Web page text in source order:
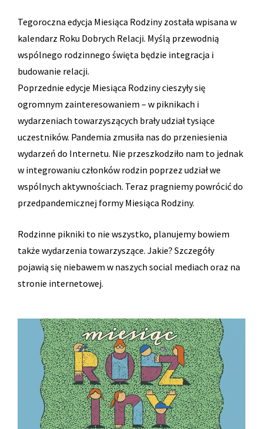
Tegoroczna edycja Miesiąca Rodziny została wpisana w
kalendarz Roku Dobrych Relacji. Myślą przewodnią
wspólnego rodzinnego święta będzie integracja i
budowanie relacji.
Poprzednie edycje Miesiąca Rodziny cieszyły się
ogromnym zainteresowaniem – w piknikach i
wydarzeniach towarzyszących brały udział tysiące
uczestników. Pandemia zmusiła nas do przeniesienia
wydarzeń do Internetu. Nie przeszkodziło nam to jednak
w integrowaniu członków rodzin poprzez udział we
wspólnych aktywnościach. Teraz pragniemy powrócić do
przedpandemicznej formy Miesiąca Rodziny.
Rodzinne pikniki to nie wszystko, planujemy bowiem
także wydarzenia towarzyszące. Jakie? Szczegóły
pojawią się niebawem w naszych social mediach oraz na
stronie internetowej.